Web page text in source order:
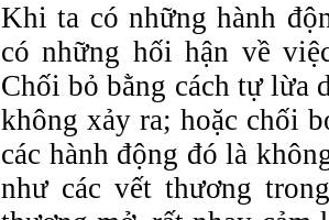
Khi ta có những hành
có những hối hận về
Chối bỏ bằng cách tự lừa
không xảy ra; hoặc chối
các hành động đó là
như các vết thương